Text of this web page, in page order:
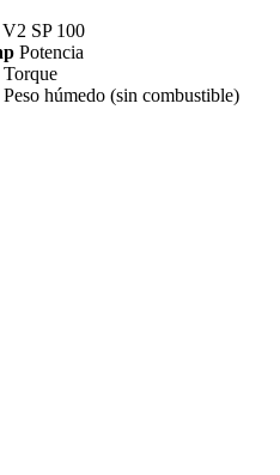
SP 100
Potencia
Torque
Peso húmedo (sin combustible)